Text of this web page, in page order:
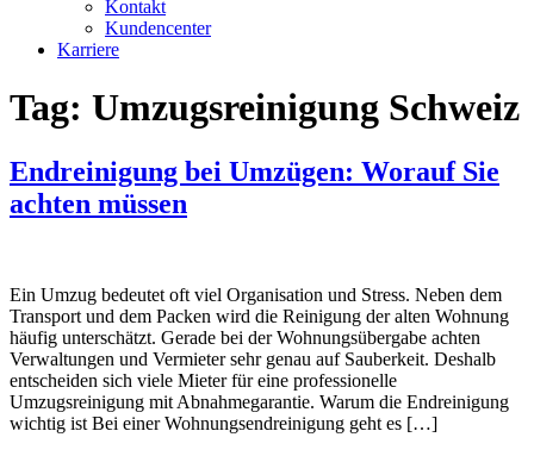
Kontakt
Kundencenter
Karriere
Tag: Umzugsreinigung Schweiz
Endreinigung bei Umzügen: Worauf Sie
achten müssen
Ein Umzug bedeutet oft viel Organisation und Stress. Neben dem
Transport und dem Packen wird die Reinigung der alten Wohnung
häufig unterschätzt. Gerade bei der Wohnungsübergabe achten
Verwaltungen und Vermieter sehr genau auf Sauberkeit. Deshalb
entscheiden sich viele Mieter für eine professionelle
Umzugsreinigung mit Abnahmegarantie. Warum die Endreinigung
wichtig ist Bei einer Wohnungsendreinigung geht es […]